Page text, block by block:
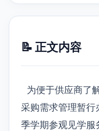
📝 正文内容
为便于供应商了
采购需求管理暂
季学期参观见学服